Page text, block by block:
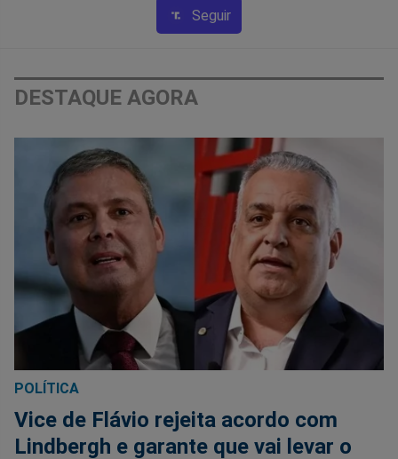
Seguir
DESTAQUE AGORA
POLÍTICA
Vice de Flávio rejeita acordo com
Lindbergh e garante que vai levar o